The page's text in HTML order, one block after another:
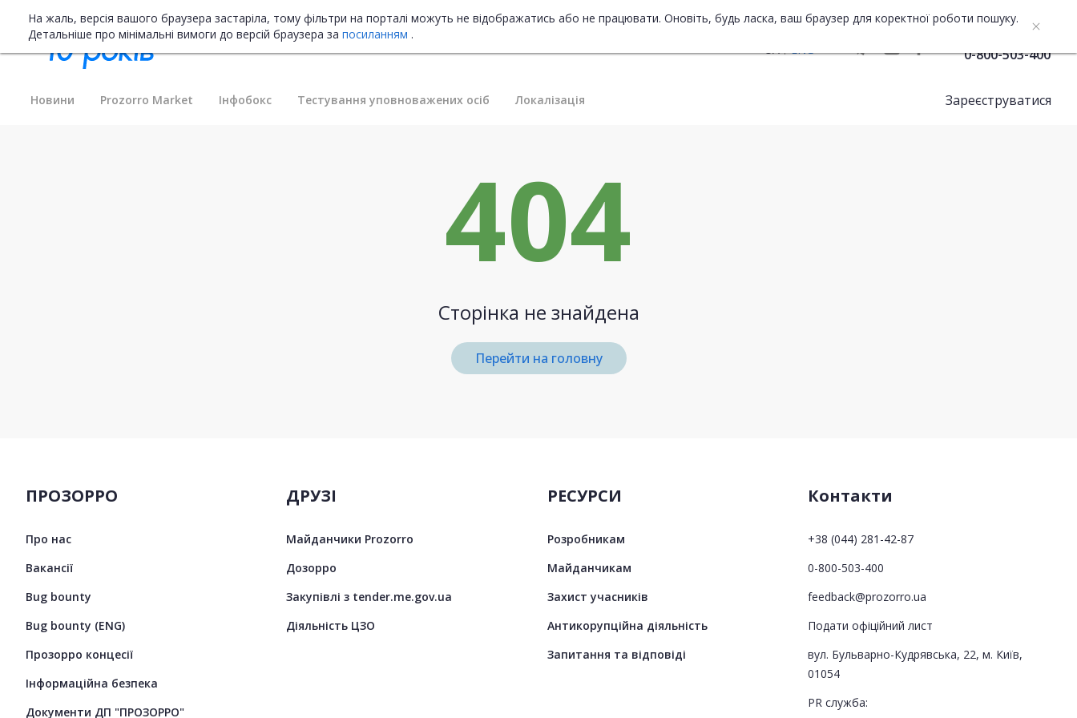
На жаль, версія вашого браузера застаріла, тому фільтри на порталі можуть не відображатись або не працювати. Оновіть, будь ласка, ваш браузер для коректної роботи пошуку.
Детальніше про мінімальні вимоги до версій браузера за посиланням .
UA
ENG 0-800-503-400
Новини Prozorro Market Інфобокс Тестування уповноважених осіб Локалізація Зареєструватися
404
Сторінка не знайдена
Перейти на головну
ПРОЗОРРО
Про нас
Вакансії
Bug bounty
Bug bounty (ENG)
Прозорро концесії
Інформаційна безпека
Документи ДП "ПРОЗОРРО"
ДРУЗІ
Майданчики Prozorro
Дозорро
Закупівлі з tender.me.gov.ua
Діяльність ЦЗО
РЕСУРСИ
Розробникам
Майданчикам
Захист учасників
Антикорупційна діяльність
Запитання та відповіді
Контакти
+38 (044) 281-42-87
0-800-503-400
feedback@prozorro.ua
Подати офіційний лист
вул. Бульварно-Кудрявська, 22, м. Київ,
01054
PR служба: